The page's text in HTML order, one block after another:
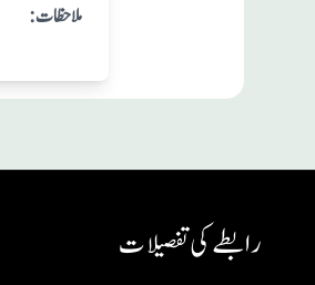
:ملاحظات
رابطے کی تفصیلات